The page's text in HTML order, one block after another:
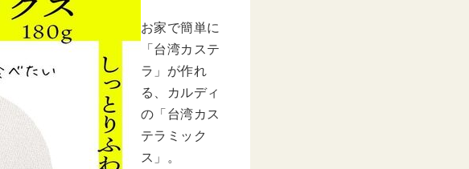
お家で簡単に
「台湾カステ
ラ」が作れ
る、カルディ
の「台湾カス
テラミック
ス」。